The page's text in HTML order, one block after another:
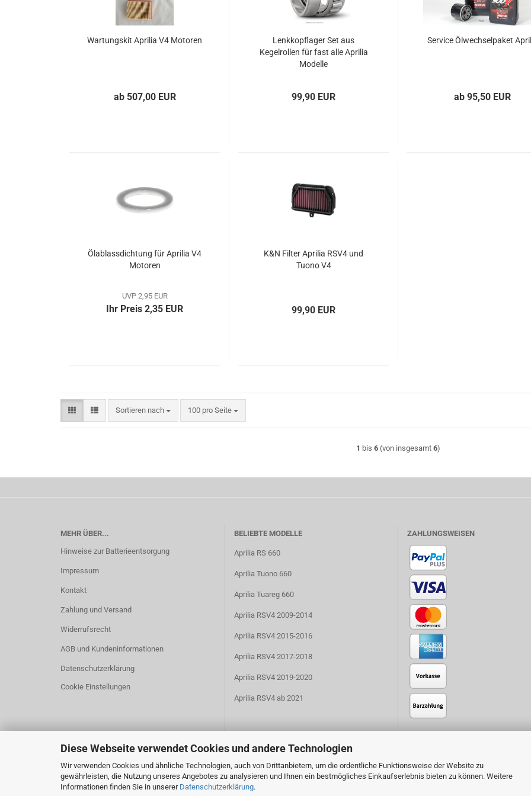
Diese Webseite verwendet Cookies und andere Technologien
Wir verwenden Cookies und ähnliche Technologien, auch von Drittanbietern, um die ordentliche Funktionsweise der Website zu
gewährleisten, die Nutzung unseres Angebotes zu analysieren und Ihnen ein bestmögliches Einkaufserlebnis bieten zu können. Weitere
Informationen finden Sie in unserer Datenschutzerklärung.
Wartungskit Aprilia V4 Motoren
ab 507,00 EUR
Lenkkopflager Set aus
Kegelrollen für fast alle Aprilia
Modelle
99,90 EUR
Service Ölwechselpaket
ab 95,50 EUR
Ölablassdichtung für Aprilia V4
Motoren
UVP 2,95 EUR
Ihr Preis 2,35 EUR
K&N Filter Aprilia RSV4 und
Tuono V4
99,90 EUR
Sortieren nach
Sortieren nach 100 pro Seite
pro Seite
1 bis 6 (von insgesamt 6)
MEHR ÜBER...
Hinweise zur Batterieentsorgung
Impressum
Kontakt
Zahlung und Versand
Widerrufsrecht
AGB und Kundeninformationen
Datenschutzerklärung
Cookie Einstellungen
BELIEBTE MODELLE
Aprilia RS 660
Aprilia Tuono 660
Aprilia Tuareg 660
Aprilia RSV4 2009-2014
Aprilia RSV4 2015-2016
Aprilia RSV4 2017-2018
Aprilia RSV4 2019-2020
Aprilia RSV4 ab 2021
ZAHLUNGSWEISEN